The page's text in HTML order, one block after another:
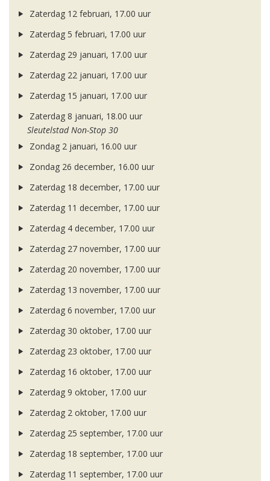
Zaterdag 12 februari, 17.00 uur
Zaterdag 5 februari, 17.00 uur
Zaterdag 29 januari, 17.00 uur
Zaterdag 22 januari, 17.00 uur
Zaterdag 15 januari, 17.00 uur
Zaterdag 8 januari, 18.00 uur
Sleutelstad Non-Stop 30
Zondag 2 januari, 16.00 uur
Zondag 26 december, 16.00 uur
Zaterdag 18 december, 17.00 uur
Zaterdag 11 december, 17.00 uur
Zaterdag 4 december, 17.00 uur
Zaterdag 27 november, 17.00 uur
Zaterdag 20 november, 17.00 uur
Zaterdag 13 november, 17.00 uur
Zaterdag 6 november, 17.00 uur
Zaterdag 30 oktober, 17.00 uur
Zaterdag 23 oktober, 17.00 uur
Zaterdag 16 oktober, 17.00 uur
Zaterdag 9 oktober, 17.00 uur
Zaterdag 2 oktober, 17.00 uur
Zaterdag 25 september, 17.00 uur
Zaterdag 18 september, 17.00 uur
Zaterdag 11 september, 17.00 uur